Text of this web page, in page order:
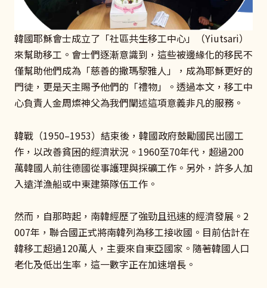
韓國耶穌會士成立了「社區共生移工中心」（Yiutsari）
來幫助移工。會士們逐漸意識到，這些被邊緣化的移民不
僅幫助他們成為「慈善的撒瑪黎雅人」，成為耶穌更好的
門徒，更是天主賜予他們的「禮物」。透過本文，移工中
心負責人金周燦神父為我們闡述這項意義非凡的服務。
韓戰（1950–1953）結束後，韓國政府鼓勵國民出國工
作，以改善貧困的經濟狀況。1960至70年代，超過200
萬韓國人前往德國從事護理與採礦工作。另外，許多人加
入遠洋漁船或中東建築隊伍工作。
然而，自那時起，南韓經歷了強勁且迅速的經濟發展。2
007年，聯合國正式將南韓列為移工接收國。目前估計在
韓移工超過120萬人，主要來自東亞國家。隨著韓國人口
老化及低出生率，這一數字正在加速增長。